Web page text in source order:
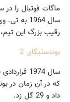
رقیب بزرگ این
بوندسلیگای 2
سال 1974
داد و 29 گل زد.